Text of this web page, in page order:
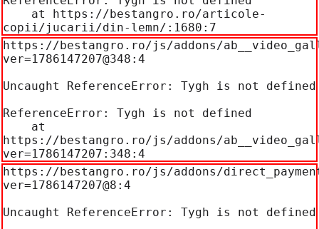
copii/jucarii/din-lemn/:1680:7
https://bestangro.ro/js/addons/
ver=1786147207@348:4
Uncaught ReferenceError: Tygh is not defined
ReferenceError: Tygh is not defined
https://bestangro.ro/js/addons/
ver=1786147207:348:4
https://bestangro.ro/js/addons/
ver=1786147207@8:4
Uncaught ReferenceError: Tygh is not defined